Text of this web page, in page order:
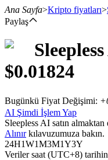
Vadeli İşlemler
Ana Sayfa>Kripto fiyatları>
Paylaş
$0.01824
Bugünkü Fiyat Değişimi:
AI Şimdi İşlem Yap
Sleepless AI satın
Alınırkılavuzumuza bakın.
24H1W1M3M1Y3Y
Veriler saat (UTC+8)